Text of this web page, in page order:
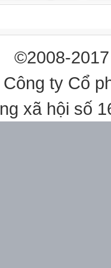
LS - ĐL
©2008-
ty Cổ
xã hội số